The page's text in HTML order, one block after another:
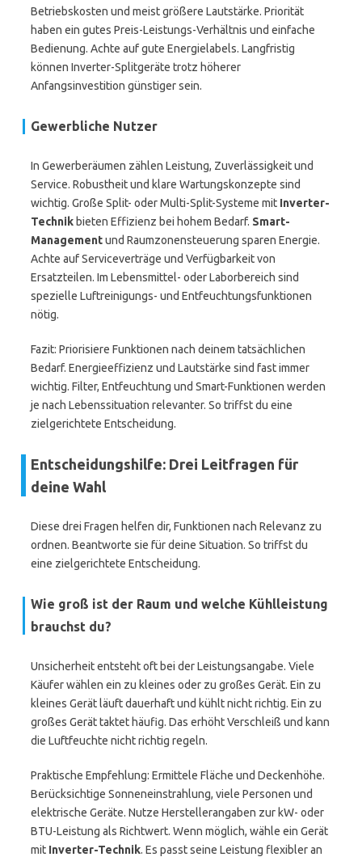
Betriebskosten und meist größere Lautstärke. Priorität
haben ein gutes Preis-Leistungs-Verhältnis und einfache
Bedienung. Achte auf gute Energielabels. Langfristig
können Inverter-Splitgeräte trotz höherer
Anfangsinvestition günstiger sein.
Gewerbliche Nutzer
In Gewerberäumen zählen Leistung, Zuverlässigkeit und
Service. Robustheit und klare Wartungskonzepte sind
wichtig. Große Split- oder Multi-Split-Systeme mit Inverter-
Technik bieten Effizienz bei hohem Bedarf. Smart-
Managementund Raumzonensteuerung sparen Energie.
Achte auf Serviceverträge und Verfügbarkeit von
Ersatzteilen. Im Lebensmittel- oder Laborbereich sind
spezielle Luftreinigungs- und Entfeuchtungsfunktionen
nötig.
Fazit: Priorisiere Funktionen nach deinem tatsächlichen
Bedarf. Energieeffizienz und Lautstärke sind fast immer
wichtig. Filter, Entfeuchtung und Smart-Funktionen werden
je nach Lebenssituation relevanter. So triffst du eine
zielgerichtete Entscheidung.
Entscheidungshilfe: Drei Leitfragen für
deine Wahl
Diese drei Fragen helfen dir, Funktionen nach Relevanz zu
ordnen. Beantworte sie für deine Situation. So triffst du
eine zielgerichtete Entscheidung.
Wie groß ist der Raum und welche Kühlleistung
brauchst du?
Unsicherheit entsteht oft bei der Leistungsangabe. Viele
Käufer wählen ein zu kleines oder zu großes Gerät. Ein zu
kleines Gerät läuft dauerhaft und kühlt nicht richtig. Ein zu
großes Gerät taktet häufig. Das erhöht Verschleiß und kann
die Luftfeuchte nicht richtig regeln.
Praktische Empfehlung: Ermittele Fläche und Deckenhöhe.
Berücksichtige Sonneneinstrahlung, viele Personen und
elektrische Geräte. Nutze Herstellerangaben zur kW- oder
BTU-Leistung als Richtwert. Wenn möglich, wähle ein Gerät
mit Inverter-Technik. Es passt seine Leistung flexibler an